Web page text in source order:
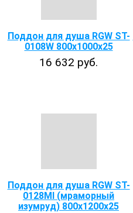
Поддон для душа RGW ST-
0108W 800х1000х25
16 632 руб.
Поддон для душа RGW ST-
0128MI (мраморный
изумруд) 800х1200х25